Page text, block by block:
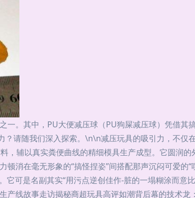
一。其中，PU大便减压球（PU狗屎减压球）凭借其
？请随我们深入探索。\n\n减压玩具的吸引力，不仅
，辅以真实粪便曲线的精细模具生产成型。它圆润
消在毫无形象的“搞怪捏姿”间搭配那声沉闷可爱的
可是名副其实“用污点逆创佳作-脏的一塌糊涂而意
产线故事走访揭秘商超玩具高评如潮背后幕的技术龙